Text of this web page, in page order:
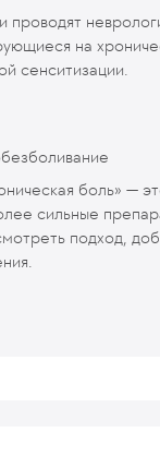
проводят
на
сенситизации.
боль» —
сильные
подход,